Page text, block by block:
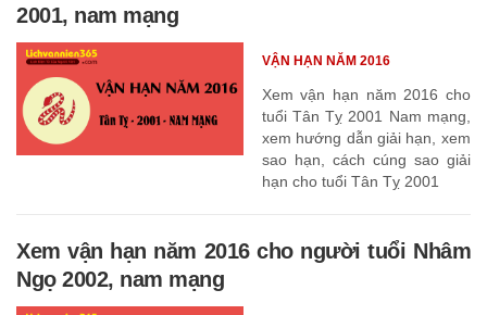
2001, nam mạng
Xem vận hạn năm 2016 cho
tuổi Tân Tỵ 2001 Nam mạng,
xem hướng dẫn giải hạn, xem
sao hạn, cách cúng sao giải
hạn cho tuổi Tân Tỵ 2001
VẬN HẠN NĂM 2016
Xem vận hạn năm 2016 cho người tuổi Nhâm
Ngọ 2002, nam mạng